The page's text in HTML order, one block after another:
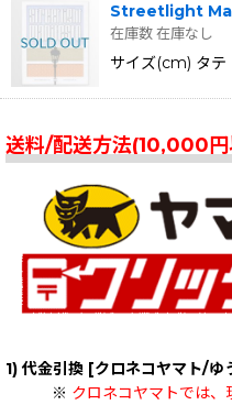
Streetlight
在庫数 在庫なし
サイズ(cm) タテ
送料/配送方法(10,000円
1) 代金引換 [クロネコヤマト/ゆ
※ クロネコヤマトでは、